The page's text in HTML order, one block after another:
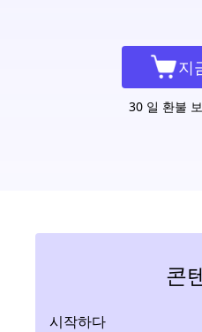
지
30 일 환불
콘
시작하다